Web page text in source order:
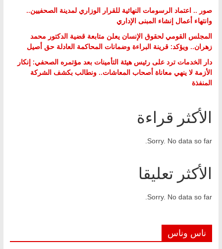
صور .. اعتماد الرسومات النهائية للقرار الوزاري لمدينة الصحفيين..
وانتهاء أعمال إنشاء المبنى الإداري
المجلس القومي لحقوق الإنسان يعلن متابعة قضية الدكتور محمد
زهران.. ويؤكد: قرينة البراءة وضمانات المحاكمة العادلة حق أصيل
دار الخدمات ترد على رئيس هيئة التأمينات بعد مؤتمره الصحفي: إنكار
الأزمة لا ينهي معاناة أصحاب المعاشات.. ونطالب بكشف الشركة
المنفذة
الأكثر قراءة
Sorry. No data so far.
الأكثر تعليقا
Sorry. No data so far.
ناس وناس